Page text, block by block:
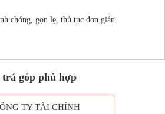
chóng, gọn lẹ, thủ tục đơn giản.
góp phù hợp
TY TÀI CHÍNH